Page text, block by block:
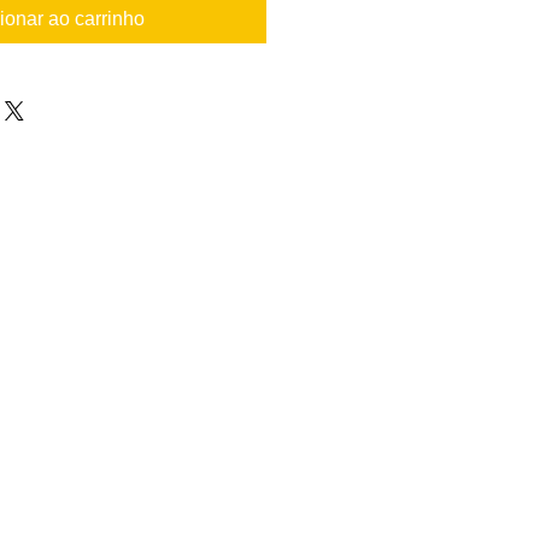
ao carrinho